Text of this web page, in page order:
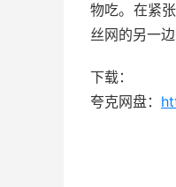
物吃。在紧
丝网的另一
下载：
夸克网盘：